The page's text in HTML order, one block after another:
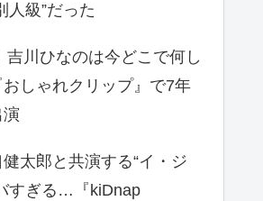
級”だった
吉川ひなのは今どこで何し
しゃれクリップ』で7年
健太郎と共演する“イ・ジ
すぎる…『kiDnap